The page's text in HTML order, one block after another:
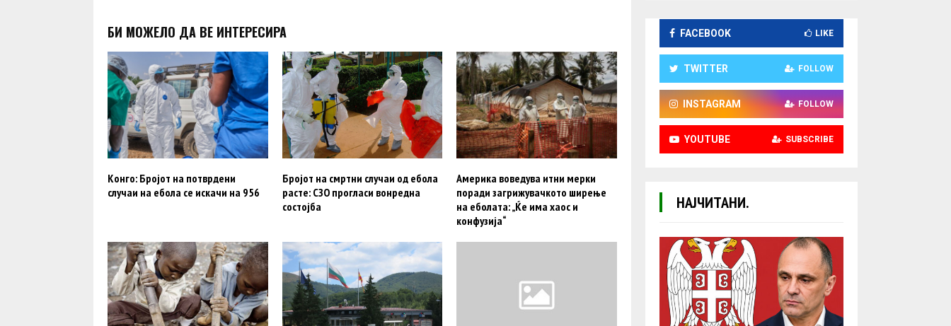
БИ МОЖЕЛО ДА ВЕ ИНТЕРЕСИРА
Конго: Бројот на потврдени
случаи на ебола се искачи на 956
Бројот на смртни случаи од ебола
расте: СЗО прогласи вонредна
состојба
Америка воведува итни мерки
поради загрижувачкото ширење
на еболата: „Ќе има хаос и
конфузија“
FACEBOOK LIKE
TWITTER FOLLOW
INSTAGRAM FOLLOW
YOUTUBE SUBSCRIBE
НАЈЧИТАНИ.